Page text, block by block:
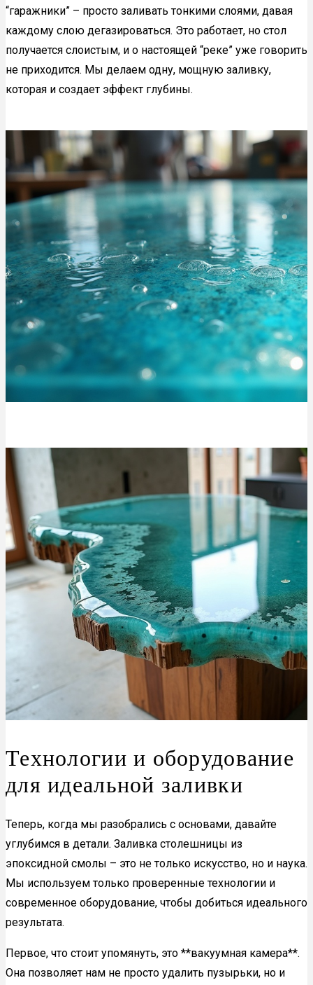
“гаражники” – просто заливать тонкими слоями, давая
каждому слою дегазироваться. Это работает, но стол
получается слоистым, и о настоящей “реке” уже говорить
не приходится. Мы делаем одну, мощную заливку,
которая и создает эффект глубины.
Технологии и оборудование
для идеальной заливки
Теперь, когда мы разобрались с основами, давайте
углубимся в детали. Заливка столешницы из
эпоксидной смолы – это не только искусство, но и наука.
Мы используем только проверенные технологии и
современное оборудование, чтобы добиться идеального
результата.
Первое, что стоит упомянуть, это **вакуумная камера**.
Она позволяет нам не просто удалить пузырьки, но и